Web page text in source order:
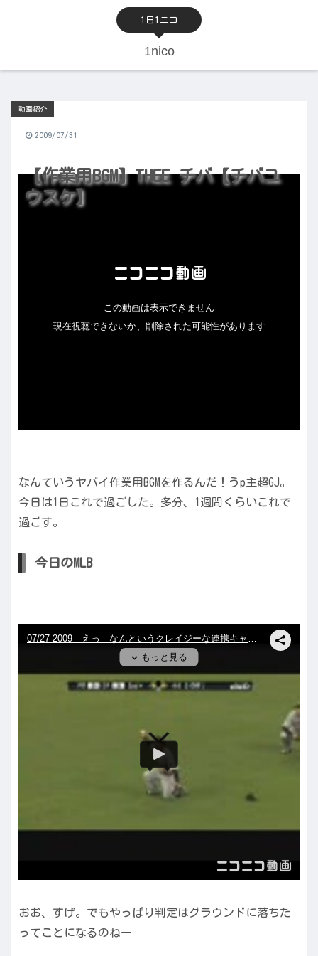
1日1ニコ
1nico
【作業用BGM】THEE チバ【チバユ
ウスケ】
動画紹介
2009/07/31
なんていうヤバイ作業用BGMを作るんだ！うp主超GJ。
今日は1日これで過ごした。多分、1週間くらいこれで
過ごす。
今日のMLB
おお、すげ。でもやっぱり判定はグラウンドに落ちた
ってことになるのねー